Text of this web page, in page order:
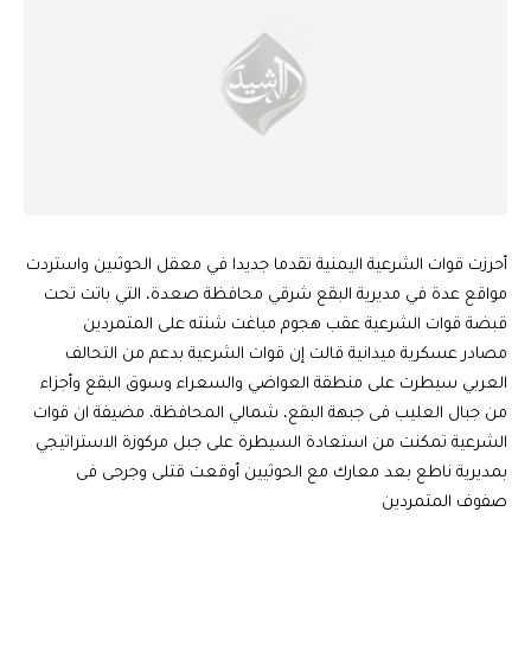
أحرزت قوات الشرعية اليمنية تقدما جديدا في معقل الحوثىين واستردت
مواقع عدة في مديرية البقع شرقي محافظة صعدة، التي باتت تحت
قبضة قوات الشرعية عقب هجوم مباغت شنته على المتمردين
مصادر عسكرية ميدانية قالت إن قوات الشرعية بدعم من التحالف
العربي سيطرت على منطقة العواضي والسعراء وسوق البقع وأجزاء
من جبال العليب فى جبهة البقع، شمالي المحافظة، مضيفة ان قوات
الشرعية تمكنت من استعادة السيطرة على جبل مركوزة الاستراتيجي
بمديرية ناطع بعد معارك مع الحوثيين أوقعت قتلى وجرحى فى
صفوف المتمردين